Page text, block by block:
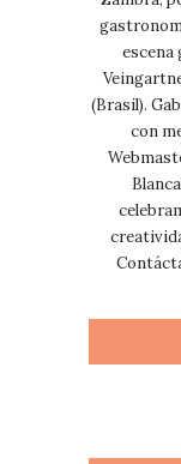
escena
(Brasil).
con